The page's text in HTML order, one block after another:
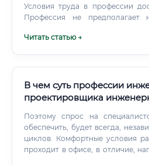
Условия труда в профессии
Профессия не предполагает
Читать статью →
В чем суть профессии
проектировщика
Поэтому спрос на
обеспечить, будет всегда,
циклов. Комфортные условия
проходит в офисе, в отличие,